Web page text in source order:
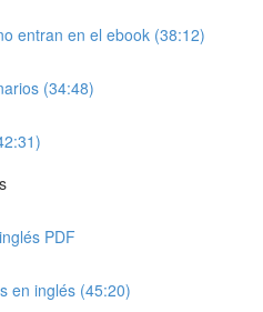
entran en el ebook (38:12)
(34:48)
PDF
en inglés (45:20)